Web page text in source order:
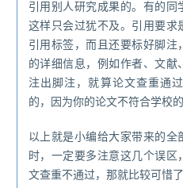
引用别人研究成果的。有的同
这样只会过犹不及。引用要
引用标签，而且还要标好脚
的详细信息，例如作者、文
注出脚注，就算论文查重通
的，因为你的论文不符合学校的
以上就是小编给大家带来的
时，一定要多注意这几个误
文查重不通过，那就比较可惜了